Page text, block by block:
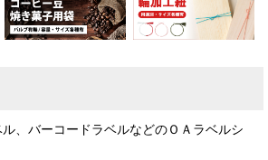
、バーコードラベルなどのＯＡラベルシ